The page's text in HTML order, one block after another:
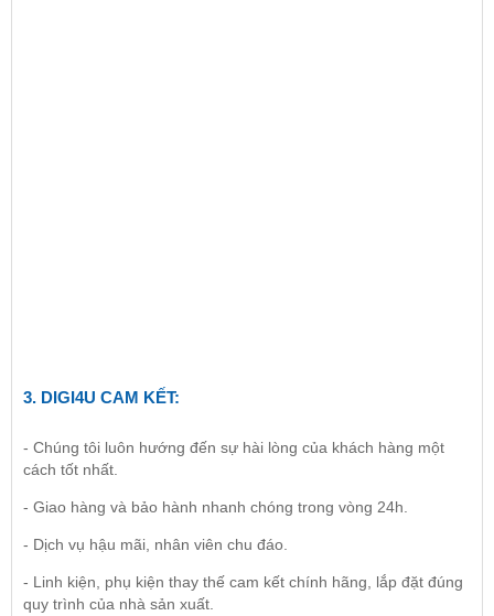
3. DIGI4U CAM KẾT:
- Chúng tôi luôn hướng đến sự hài lòng của khách hàng một
cách tốt nhất.
- Giao hàng và bảo hành nhanh chóng trong vòng 24h.
- Dịch vụ hậu mãi, nhân viên chu đáo.
- Linh kiện, phụ kiện thay thế cam kết chính hãng, lắp đặt đúng
quy trình của nhà sản xuất.